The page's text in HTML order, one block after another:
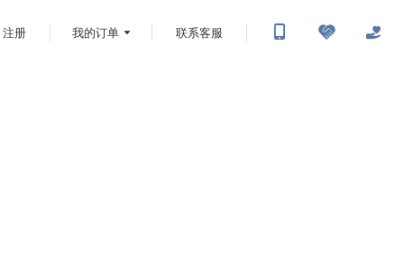
注册 我的订单 联系客服